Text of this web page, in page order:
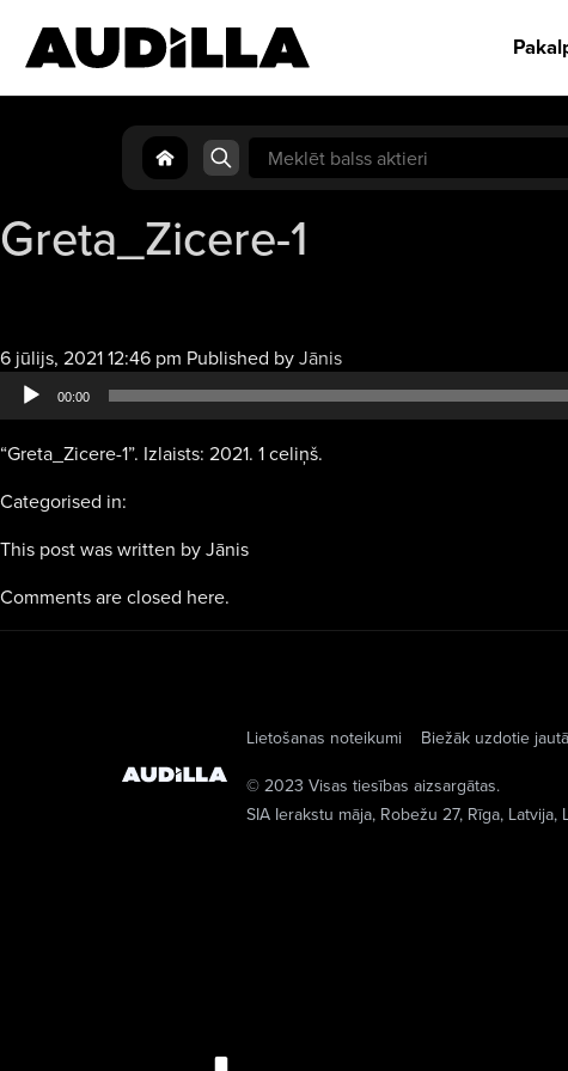
Search
for:
Greta_Zicere-1
6 jūlijs, 2021 12:46 pm Published byJānisAudio
atskaņotājs
00:00
“Greta_Zicere-1”. Izlaists: 2021. 1 celiņš.
Categorised in:
This post was written by Jānis
Comments are closed here.
Lietošanas noteikumi Biežāk uzdotie
© 2023 Visas tiesības aizsargātas.
SIA Ierakstu māja, Robežu 27, Rīga, Latvija,